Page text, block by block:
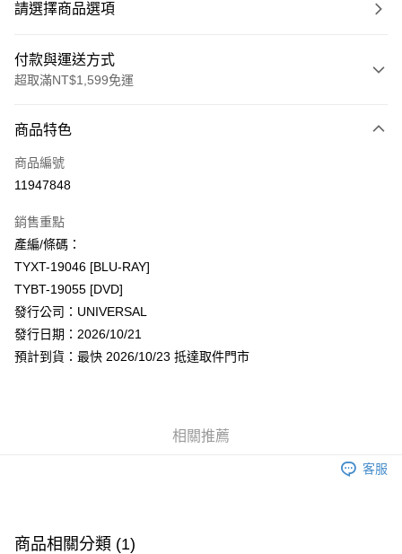
請選擇商品選項
付款與運送方式
超取滿NT$1,599免運
信用卡一次付款
超商取貨付款
Apple Pay
街口支付
悠遊付
AFTEE先享後付
相關說明
１．簡單：不需註冊會員、不需綁卡、不需儲值。
２．便利：只要手機號碼，簡訊認證，即可結帳。
２．訂單成立數日內，您將收到繳費通知簡訊。
每筆NT$60，滿NT$1,599(含以上)免運費
商品特色
商品編號
11947848
銷售重點
產編/條碼：
TYXT-19046 [BLU-RAY]
TYBT-19055 [DVD]
發行公司：UNIVERSAL
發行日期：2026/10/21
預計到貨：最快 2026/10/23 抵達取件門市
相關推薦
客服
商品相關分類 (1)